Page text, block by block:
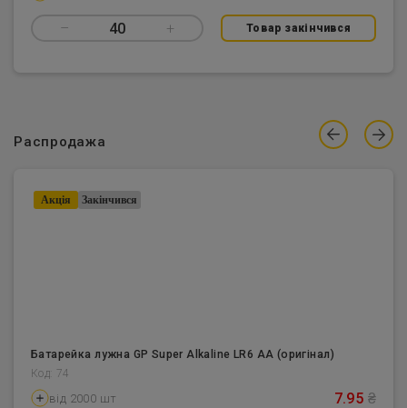
– 40 + Товар закінчився
Распродажа
Батарейка лужна GP Super Alkaline LR6 AA (оригінал)
Код: 74
від 2000 шт 7.95 ₴
Акцiя Закінчився